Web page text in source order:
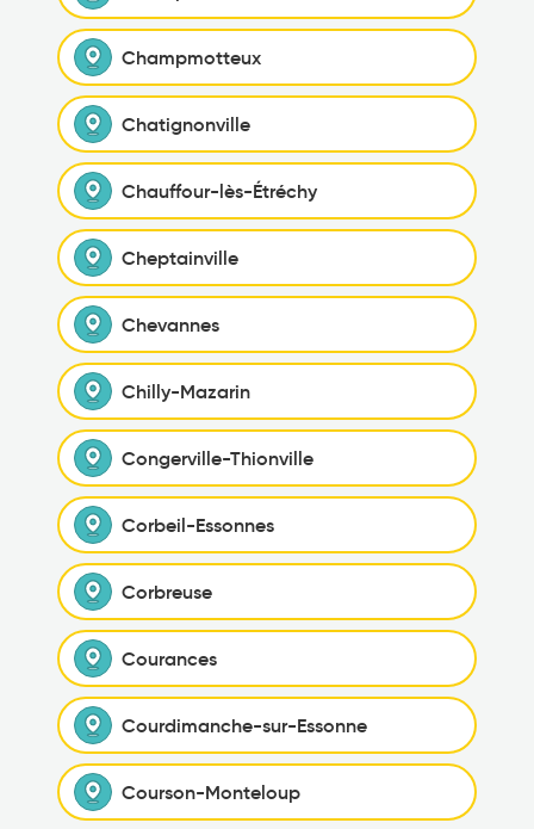
Champmotteux
Chatignonville
Chauffour-lès-Étréchy
Cheptainville
Chevannes
Chilly-Mazarin
Congerville-Thionville
Corbeil-Essonnes
Corbreuse
Courances
Courdimanche-sur-Essonne
Courson-Monteloup